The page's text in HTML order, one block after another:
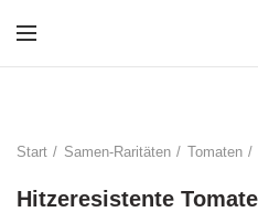
Start Samen-Raritäten Tomaten
Hitzeresistente